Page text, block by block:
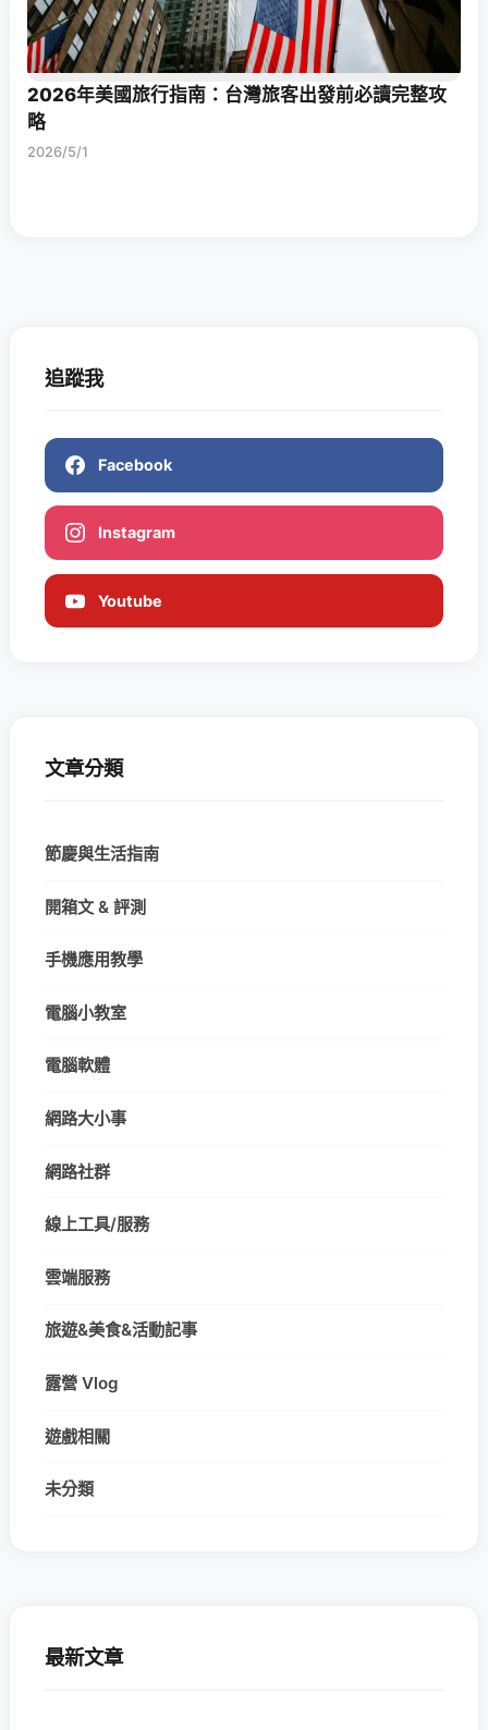
2026年美國旅行指南：台灣旅客出發前必讀完整攻
略
2026/5/1
追蹤我
Facebook
Instagram
Youtube
文章分類
節慶與生活指南
開箱文 & 評測
手機應用教學
電腦小教室
電腦軟體
網路大小事
網路社群
線上工具/服務
雲端服務
旅遊&美食&活動記事
露營 Vlog
遊戲相關
未分類
最新文章